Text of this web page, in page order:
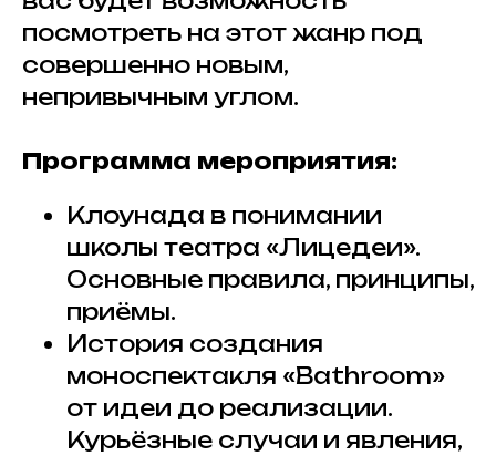
посмотреть на этот жанр под
совершенно новым,
непривычным углом.
Программа мероприятия:
Клоунада в понимании
школы театра «Лицедеи».
Основные правила, принципы,
приёмы.
История создания
моноспектакля «Bathroom»
от идеи до реализации.
Курьёзные случаи и явления,